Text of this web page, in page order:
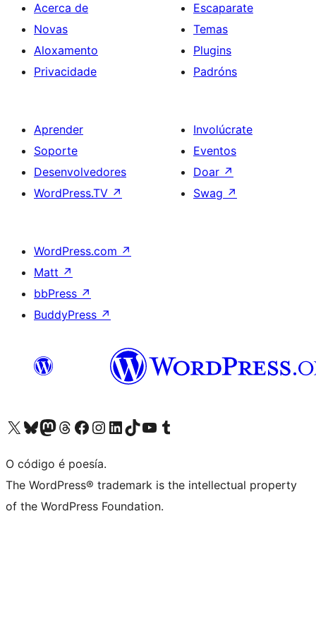
Acerca de
Novas
Aloxamento
Privacidade
Escaparate
Temas
Plugins
Padróns
Aprender
Soporte
Desenvolvedores
WordPress.TV ↗
Involúcrate
Eventos
Doar ↗
Swag ↗
WordPress.com ↗
Matt ↗
bbPress ↗
BuddyPress ↗
Visita la cuenta de X (anteriormente Twitter)
Visita a nosa conta de Bluesky
Visita a nosa conta de Mastodon
Visita a nosa conta de Threads
Visita a nosa páxina de Facebook
Visita a nosa conta de Instagram
Visita a nosa conta de LinkedIn
Visita a nosa conta de TikTok
Visita a nosa canle de YouTube
Visita a nosa conta de Tumblr
O código é poesía.
The WordPress® trademark is the intellectual property
of the WordPress Foundation.